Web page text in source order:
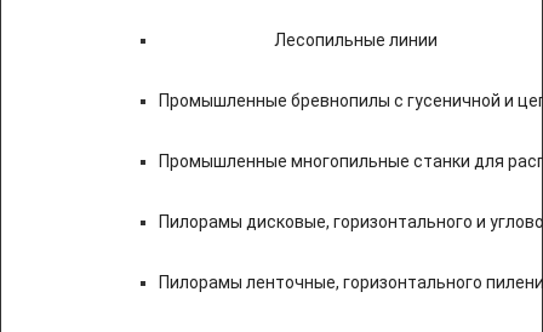
Лесопильные линии
Промышленные бревнопилы с гусеничной и
Промышленные многопильные станки для
Пилорамы дисковые, горизонтального и
Пилорамы ленточные, горизонтального